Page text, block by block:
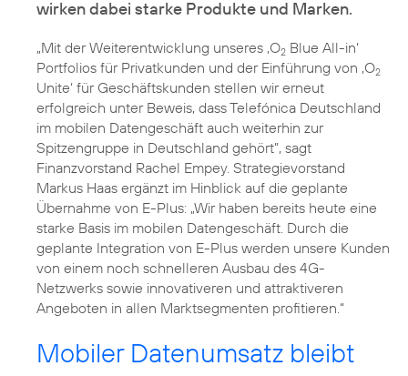
„Mit der Weiterentwicklung unseres ‚O2 Blue All-in‘
Portfolios für Privatkunden und der Einführung von ‚O2
Unite‘ für Geschäftskunden stellen wir erneut
erfolgreich unter Beweis, dass Telefónica Deutschland
im mobilen Datengeschäft auch weiterhin zur
Spitzengruppe in Deutschland gehört”, sagt
Finanzvorstand Rachel Empey. Strategievorstand
Markus Haas ergänzt im Hinblick auf die geplante
Übernahme von E-Plus: „Wir haben bereits heute eine
starke Basis im mobilen Datengeschäft. Durch die
geplante Integration von E-Plus werden unsere Kunden
von einem noch schnelleren Ausbau des 4G-
Netzwerks sowie innovativeren und attraktiveren
Angeboten in allen Marktsegmenten profitieren.“
Mobiler Datenumsatz bleibt